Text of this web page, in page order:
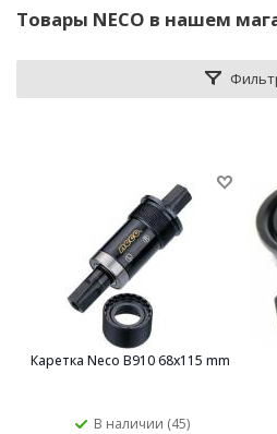
Товары NECO в нашем
Каретка Neco B910 68х115 mm
В наличии (45)